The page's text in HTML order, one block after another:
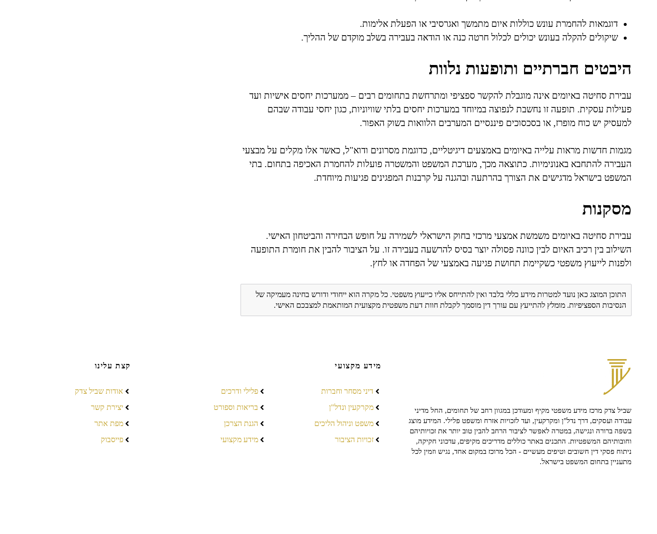
דוגמאות להחמרת עונש כוללות איום מתמשך ואגרסיבי או הפעלת אלימות.
שיקולים להקלה בעונש יכולים לכלול חרטה כנה או הודאה בעבירה בשלב מוקדם של ההליך.
היבטים חברתיים ותופעות נלוות
עבירת סחיטה באיומים אינה מוגבלת להקשר ספציפי ומתרחשת בתחומים רבים – ממערכות יחסים אישיות ועד
פעילות עסקית. תופעה זו נחשבת לנפוצה במיוחד במערכות יחסים בלתי שוויוניות, כגון יחסי עבודה שבהם
למעסיק יש כוח מופרז, או בסכסוכים פיננסיים המערבים הלוואות בשוק האפור.
מגמות חדשות מראות עלייה באיומים באמצעים דיגיטליים, כדוגמת מסרונים ודוא"ל, כאשר אלו מקלים על מבצעי
העבירה להתחבא באנונימיות. כתוצאה מכך, מערכת המשפט והמשטרה פועלות להחמרת האכיפה בתחום. בתי
המשפט בישראל מדגישים את הצורך בהרתעה ובהגנה על קרבנות המפגינים פגיעות מיוחדת.
מסקנות
עבירת סחיטה באיומים משמשת אמצעי מרכזי בחוק הישראלי לשמירה על חופש הבחירה והביטחון האישי.
השילוב בין רכיב האיום לבין כוונה פסולה יוצר בסיס להרשעה בעבירה זו. על הציבור להבין את חומרת התופעה
ולפנות לייעוץ משפטי כשקיימת תחושת פגיעה באמצעי של הפחדה או לחץ.
התוכן המוצג כאן נועד למטרות מידע כללי בלבד ואין להתייחס אליו כייעוץ משפטי. כל מקרה הוא ייחודי ודורש בחינה מעמיקה של
הנסיבות הספציפיות. מומלץ להתייעץ עם עורך דין מוסמך לקבלת חוות דעת משפטית מקצועית המותאמת למצבכם האישי.
שביל צדק מרכז מידע משפטי מקיף ומעודכן במגוון רחב של תחומים, החל מדיני
עבודה ועסקים, דרך נדל"ן ומקרקעין, ועד לזכויות אזרח ומשפט פלילי. המידע מוצג
בשפה ברורה ונגישה, במטרה לאפשר לציבור הרחב להבין טוב יותר את זכויותיהם
וחובותיהם המשפטיות. התכנים באתר כוללים מדריכים מקיפים, עדכוני חקיקה,
ניתוח פסקי דין חשובים וטיפים מעשיים - הכל מרוכז במקום אחד, נגיש וזמין לכל
מתעניין בתחום המשפט בישראל.
מידע מקצועי
דיני מסחר וחברות
מקרקעין ונדל"ן
משפט וניהול הליכים
זכויות הציבור
פלילי ודרכים
בריאות וספורט
הגנת הצרכן
מידע מקצועי
קצת עלינו
אודות שביל צדק
יצירת קשר
מפת אתר
פייסבוק